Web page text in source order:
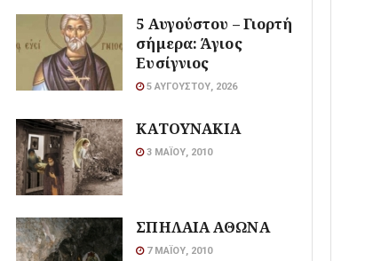
5 Αυγούστου – Γιορτή
σήμερα: Άγιος
Ευσίγνιος
5 ΑΥΓΟΎΣΤΟΥ, 2026
ΚΑΤΟΥΝΑΚΙΑ
3 ΜΑΪ́ΟΥ, 2010
ΣΠΗΛΑΙΑ ΑΘΩΝΑ
7 ΜΑΪ́ΟΥ, 2010